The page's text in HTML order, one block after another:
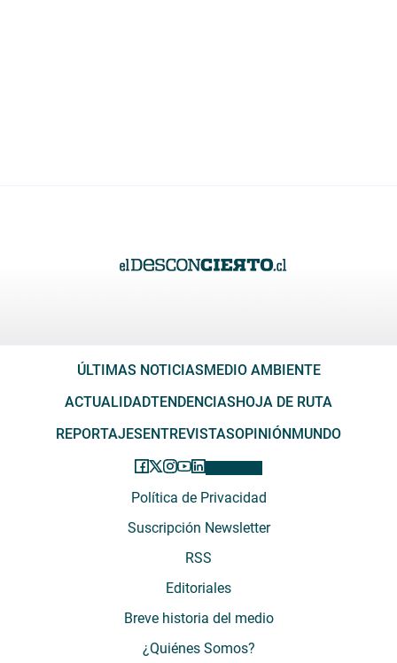
ÚLTIMAS NOTICIASMEDIO AMBIENTE
ACTUALIDADTENDENCIASHOJA DE RUTA
REPORTAJESENTREVISTASOPINIÓNMUNDO
Política de Privacidad
Suscripción Newsletter
RSS
Editoriales
Breve historia del medio
¿Quiénes Somos?